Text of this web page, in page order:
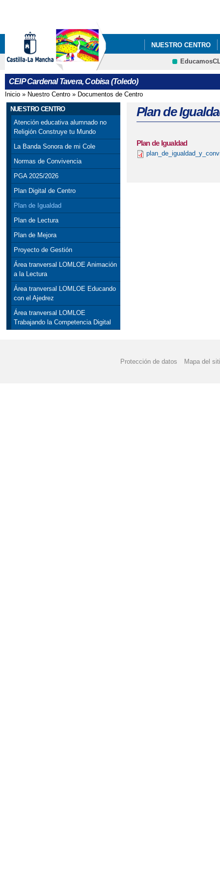
NUESTRO CENTRO
BANDA SONORA
CEIP Cardenal Tavera, Cobisa (Toledo)
Se encuentra usted aquí
Inicio » Nuestro Centro » Documentos de Centro
NUESTRO CENTRO
Atención educativa alumnado no
Religión Construye tu Mundo
La Banda Sonora de mi Cole
Normas de Convivencia
PGA 2025/2026
Plan Digital de Centro
Plan de Igualdad
Plan de Lectura
Plan de Mejora
Proyecto de Gestión
Área tranversal LOMLOE Animación
a la Lectura
Área tranversal LOMLOE Educando
con el Ajedrez
Área tranversal LOMLOE
Trabajando la Competencia Digital
Plan de
Plan de Igualdad
Protección de datos Mapa del